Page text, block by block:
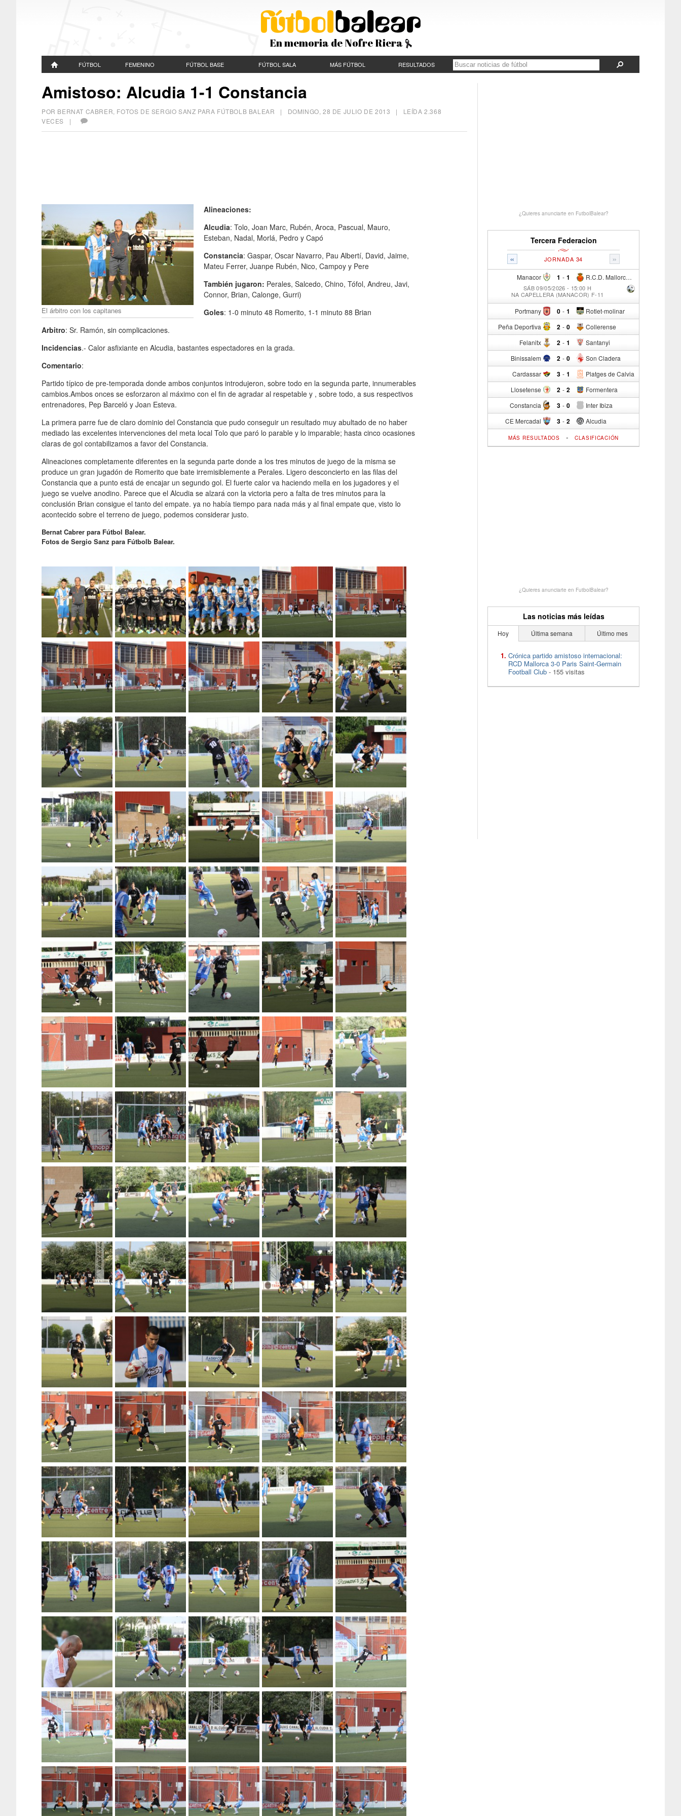
En memoria de Nofre Riera
FÚTBOL FEMENINO FÚTBOL BASE FÚTBOL SALA MÁS FÚTBOL RESULTADOS
Amistoso: Alcudia 1-1 Constancia
POR BERNAT CABRER, FOTOS DE SERGIO SANZ PARA FÚTBOLB BALEAR | DOMINGO, 28 DE JULIO DE 2013 | LEÍDA 2.368
VECES |
El árbitro con los capitanes
Alineaciones:
Alcudia: Tolo, Joan Marc, Rubén, Aroca, Pascual, Mauro,
Esteban, Nadal, Morlá, Pedro y Capó
Constancia: Gaspar, Oscar Navarro, Pau Albertí, David, Jaime,
Mateu Ferrer, Juanpe Rubén, Nico, Campoy y Pere
También jugaron: Perales, Salcedo, Chino, Tófol, Andreu, Javi,
Connor, Brian, Calonge, Gurri)
Goles: 1-0 minuto 48 Romerito, 1-1 minuto 88 Brian
Arbitro: Sr. Ramón, sin complicaciones.
Incidencias.- Calor asfixiante en Alcudia, bastantes espectadores en la grada.
Comentario:
Partido típico de pre-temporada donde ambos conjuntos introdujeron, sobre todo en la segunda parte, innumerables
cambios.Ambos onces se esforzaron al máximo con el fin de agradar al respetable y , sobre todo, a sus respectivos
entrenadores, Pep Barceló y Joan Esteva.
La primera parre fue de claro dominio del Constancia que pudo conseguir un resultado muy abultado de no haber
mediado las excelentes intervenciones del meta local Tolo que paró lo parable y lo imparable; hasta cinco ocasiones
claras de gol contabilizamos a favor del Constancia.
Alineaciones completamente diferentes en la segunda parte donde a los tres minutos de juego de la misma se
produce un gran jugadón de Romerito que bate irremisiblemente a Perales. Ligero desconcierto en las filas del
Constancia que a punto está de encajar un segundo gol. El fuerte calor va haciendo mella en los jugadores y el
juego se vuelve anodino. Parece que el Alcudia se alzará con la victoria pero a falta de tres minutos para la
conclusión Brian consigue el tanto del empate. ya no había tiempo para nada más y al final empate que, visto lo
acontecido sobre el terreno de juego, podemos considerar justo.
Bernat Cabrer para Fútbol Balear.
Fotos de Sergio Sanz para Fútbolb Balear.
¿Quieres anunciarte en FutbolBalear?
Tercera Federacion
« »
JORNADA 34
Manacor 1 - R.C.D. Mallorca Sad "B"
1
SÁB 09/05/2026 - 15:00 H
NA CAPELLERA (MANACOR) F-11
Portmany 0 - Rotlet-molinar
1
Peña Deportiva 2 - Collerense
0
Felanitx 2 - Santanyi
1
Binissalem 2 - Son Cladera
0
Cardassar 3 - Platges de Calvia
1
Llosetense 2 - Formentera
2
Constancia 3 - Inter Ibiza
0
CE Mercadal 3 - Alcudia
2
MÁS RESULTADOS - CLASIFICACIÓN
¿Quieres anunciarte en FutbolBalear?
Las noticias más leídas
Hoy Última semana Último mes
Crónica partido amistoso internacional:
RCD Mallorca 3-0 Paris Saint-Germain
Football Club - 155 visitas